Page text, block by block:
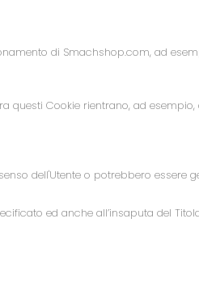
di Smachshop.com, ad
questi Cookie rientrano, ad
dell'Utente o potrebbero essere
ed anche all’insaputa del